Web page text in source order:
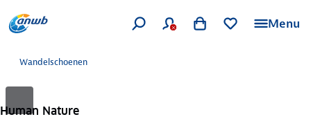
Menu
Wandelschoenen
Human Nature